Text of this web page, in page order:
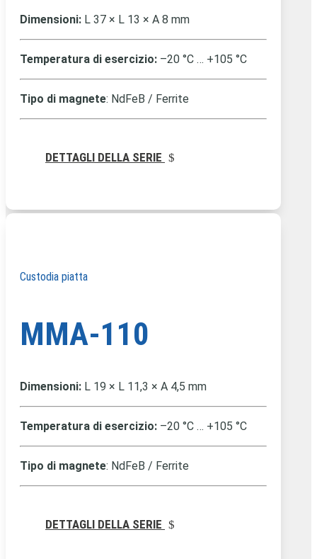
Dimensioni: L 37 × L 13 × A 8 mm
Temperatura di esercizio: –20 °C … +105 °C
Tipo di magnete: NdFeB / Ferrite
DETTAGLI DELLA SERIE
Custodia piatta
MMA-110
Dimensioni: L 19 × L 11,3 × A 4,5 mm
Temperatura di esercizio: –20 °C … +105 °C
Tipo di magnete: NdFeB / Ferrite
DETTAGLI DELLA SERIE